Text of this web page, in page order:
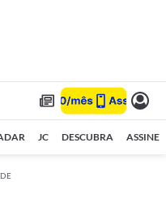
JC DESCUBRA ASSINE